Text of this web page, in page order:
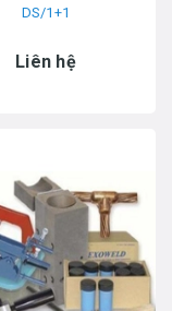
DS/1+1
Liên hệ